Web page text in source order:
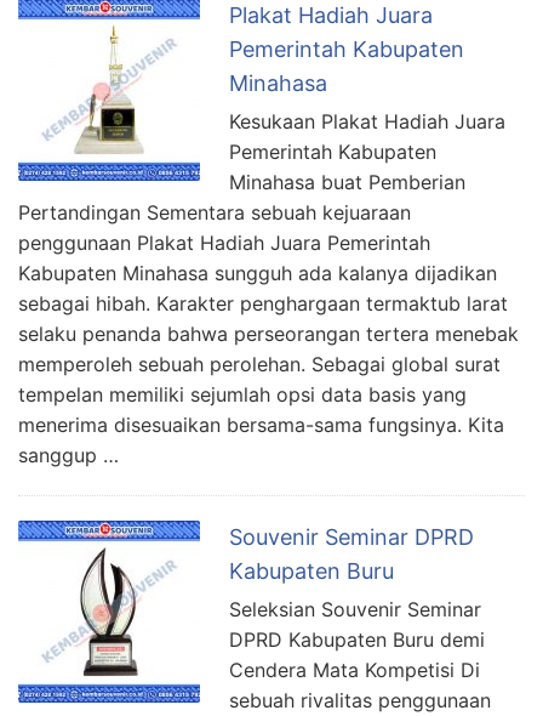
Plakat Hadiah Juara
Pemerintah Kabupaten
Minahasa
Kesukaan Plakat Hadiah Juara
Pemerintah Kabupaten
Minahasa buat Pemberian
Pertandingan Sementara sebuah kejuaraan
penggunaan Plakat Hadiah Juara Pemerintah
Kabupaten Minahasa sungguh ada kalanya dijadikan
sebagai hibah. Karakter penghargaan termaktub larat
selaku penanda bahwa perseorangan tertera menebak
memperoleh sebuah perolehan. Sebagai global surat
tempelan memiliki sejumlah opsi data basis yang
menerima disesuaikan bersama-sama fungsinya. Kita
sanggup …
Souvenir Seminar DPRD
Kabupaten Buru
Seleksian Souvenir Seminar
DPRD Kabupaten Buru demi
Cendera Mata Kompetisi Di
sebuah rivalitas penggunaan